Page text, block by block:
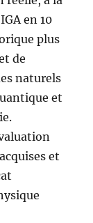
en 10
plus
de
naturels
et
et